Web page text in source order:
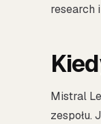
research
Mistral
zespołu.